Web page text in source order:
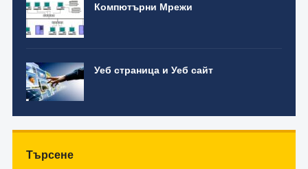
Компютърни Мрежи
Уеб страница и Уеб сайт
Търсене